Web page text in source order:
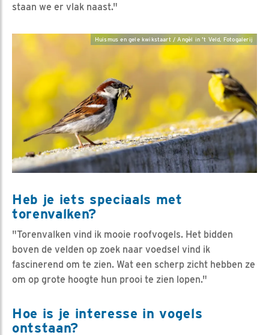
staan we er vlak naast."
Huismus en gele kwikstaart / Angèl in 't Veld, Fotogalerij
Heb je iets speciaals met
torenvalken?
"Torenvalken vind ik mooie roofvogels. Het bidden
boven de velden op zoek naar voedsel vind ik
fascinerend om te zien. Wat een scherp zicht hebben ze
om op grote hoogte hun prooi te zien lopen."
Hoe is je interesse in vogels
ontstaan?